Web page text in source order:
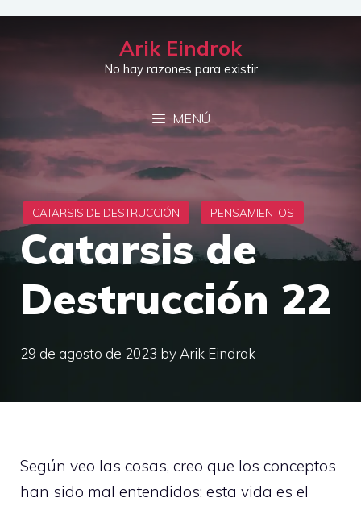
Saltar
Arik Eindrok
No hay razones para existir
MENÚ
Catarsis de
Destrucción 22
29 de agosto de 2023 by Arik Eindrok
Según veo las cosas, creo que los conceptos
han sido mal entendidos: esta vida es el